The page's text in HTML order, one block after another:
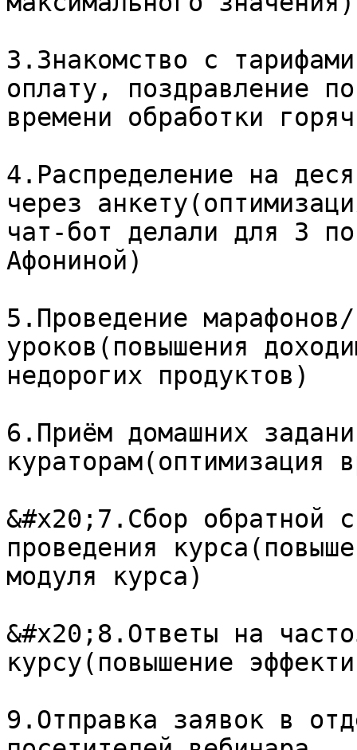
3.Знакомство с
оплату, поздравление
времени обработки
4.Распределение на
через
чат-бот делали для 3
Афониной)
5.Проведение
уроков(повышения
недорогих продуктов)
6.Приём домашних
кураторам(оптимизация
&#x20;7.Сбор обратной
проведения
модуля курса)
&#x20;8.Ответы на
курсу(повышение
9.Отправка заявок в